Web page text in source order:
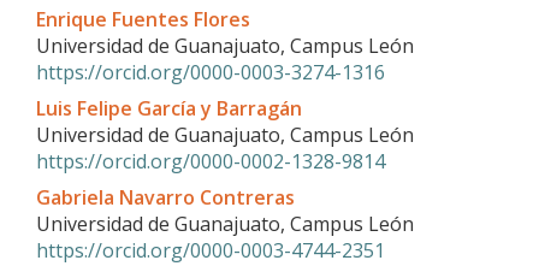
Contenido
principal
del
artículo
Enrique Fuentes Flores
Universidad de Guanajuato, Campus León
https://orcid.org/0000-0003-3274-1316
Luis Felipe García y Barragán
Universidad de Guanajuato, Campus León
https://orcid.org/0000-0002-1328-9814
Gabriela Navarro Contreras
Universidad de Guanajuato, Campus León
https://orcid.org/0000-0003-4744-2351